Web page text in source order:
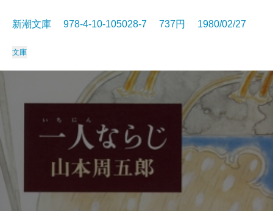
新潮文庫 978-4-10-105028-7 737円 1980/02/27
文庫